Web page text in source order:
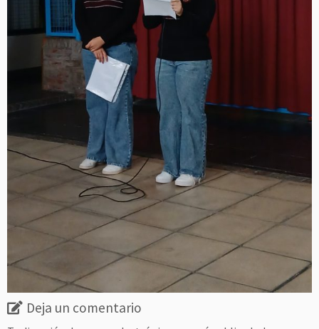
Deja un comentario